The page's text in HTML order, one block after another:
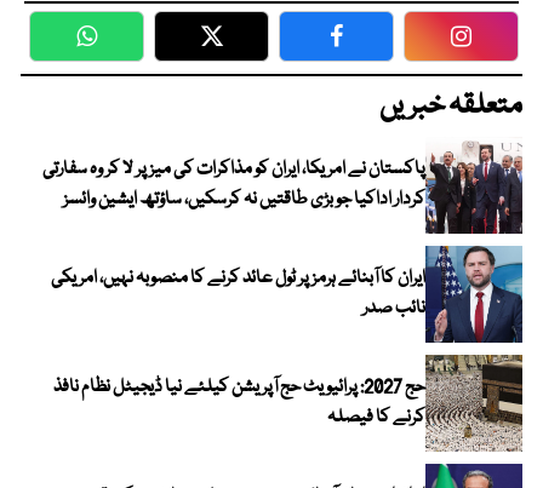
WhatsApp Twitter Facebook
متعلقہ خبریں
پاکستان نے امریکا، ایران کو مذاکرات کی میز پر لا کر وہ سفارتی
کردار اداکیا جو بڑی طاقتیں نہ کرسکیں، ساؤتھ ایشین وائسز
ایران کا آبنائے ہرمز پر ٹول عائد کرنے کا منصوبہ نہیں، امریکی
نائب صدر
حج 2027: پرائیویٹ حج آپریشن کیلئے نیا ڈیجیٹل نظام نافذ
کرنے کا فیصلہ